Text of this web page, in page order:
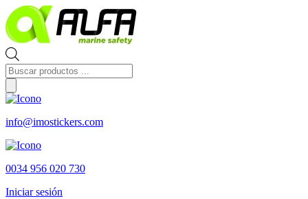
Skip
to
content
Búsqueda
de
productos
info@imostickers.com
0034 956 020 730
Iniciar sesión